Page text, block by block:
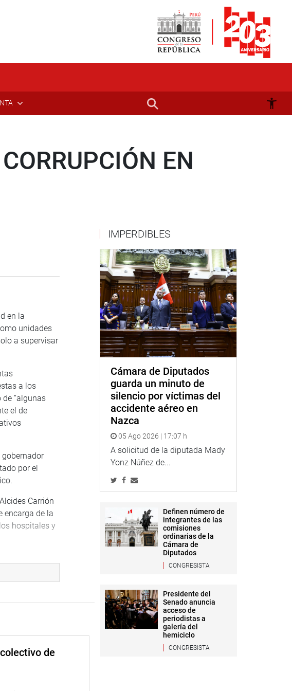
EN
en la
unidades
a supervisar
a los
“algunas
el de
por el
Carrión
encarga de la
hospitales y
casos de
al
de los
si había
al grupo
de
IMPERDIBLES
Cámara de Diputados
guarda un minuto de
silencio por víctimas del
accidente aéreo en
Nazca
05 Ago 2026 | 17:07 h
A solicitud de la diputada Mady
Yonz Núñez de...
Definen número de
integrantes de las
comisiones
ordinarias de la
Cámara de
Diputados
CONGRESISTA
Presidente del
Senado anuncia
acceso de
periodistas a
galería del
hemiciclo
CONGRESISTA